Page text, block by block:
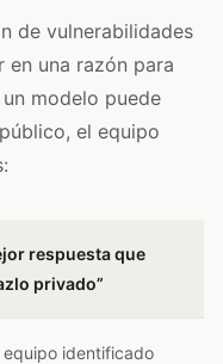
de vulnerabilidades
en una razón para
modelo puede
el equipo
respuesta que
privado”
equipo identificado